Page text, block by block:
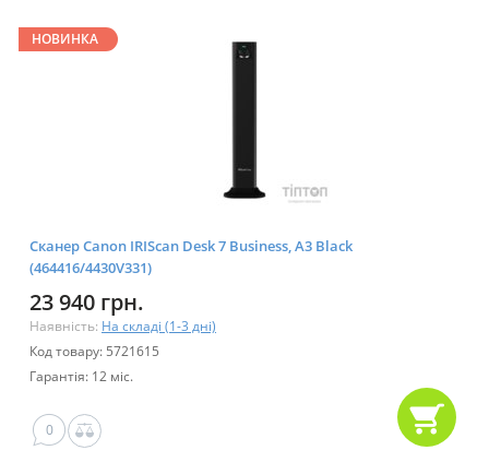
НОВИНКА
Сканер Canon IRIScan Desk 7 Business, A3 Black
(464416/4430V331)
23 940 грн.
Наявність: На складі (1-3 дні)
Код товару: 5721615
Гарантія: 12 міс.
0